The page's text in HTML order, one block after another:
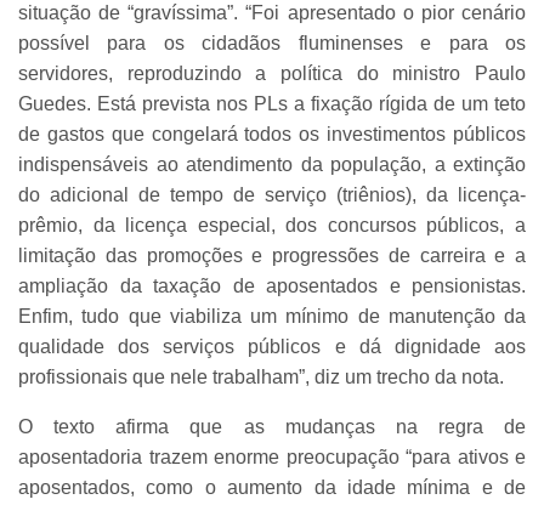
situação de “gravíssima”. “Foi apresentado o pior cenário
possível para os cidadãos fluminenses e para os
servidores, reproduzindo a política do ministro Paulo
Guedes. Está prevista nos PLs a fixação rígida de um teto
de gastos que congelará todos os investimentos públicos
indispensáveis ao atendimento da população, a extinção
do adicional de tempo de serviço (triênios), da licença-
prêmio, da licença especial, dos concursos públicos, a
limitação das promoções e progressões de carreira e a
ampliação da taxação de aposentados e pensionistas.
Enfim, tudo que viabiliza um mínimo de manutenção da
qualidade dos serviços públicos e dá dignidade aos
profissionais que nele trabalham”, diz um trecho da nota.
O texto afirma que as mudanças na regra de
aposentadoria trazem enorme preocupação “para ativos e
aposentados, como o aumento da idade mínima e de